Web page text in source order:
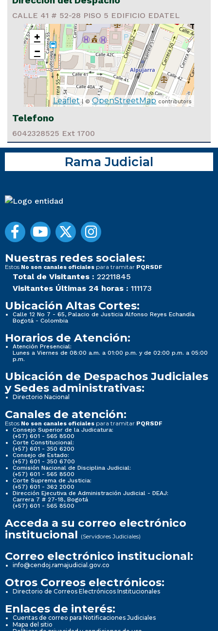
CALLE 41 # 52-28 PISO 5 EDIFICIO EDATEL
+
−
Leaflet| ©OpenStreetMap contributors
Telefono
6042328525 Ext 1700
Rama Judicial
Nuestras redes sociales:
Estos No son canales oficiales para tramitar PQRSDF
Total de Visitantes : 22211845
Visitantes Últimas 24 horas : 111173
Ubicación Altas Cortes:
Calle 12 No 7 - 65, Palacio de Justicia Alfonso Reyes Echandía
Bogotá - Colombia
Horarios de Atención:
Atención Presencial:
Lunes a Viernes de 08:00 a.m. a 01:00 p.m. y de 02:00 p.m. a 05:00
p.m.
Ubicación de Despachos Judiciales
y Sedes administrativas:
Directorio Nacional
Canales de atención:
Estos No son canales oficiales para tramitar PQRSDF
Consejo Superior de la Judicatura:
(+57) 601 - 565 8500
Corte Constitucional:
(+57) 601 - 350 6200
Consejo de Estado:
(+57) 601 - 350 6700
Comisión Nacional de Disciplina Judicial:
(+57) 601 - 565 8500
Corte Suprema de Justicia:
(+57) 601 - 362 2000
Dirección Ejecutiva de Administración Judicial - DEAJ:
Carrera 7 # 27-18, Bogotá
(+57) 601 - 565 8500
Acceda a su correo electrónico
institucional (Servidores Judiciales)
Correo electrónico institucional:
info@cendoj.ramajudicial.gov.co
Otros Correos electrónicos:
Directorio de Correos Electrónicos Institucionales
Enlaces de interés:
Cuentas de correo para Notificaciones Judiciales
Mapa del sitio